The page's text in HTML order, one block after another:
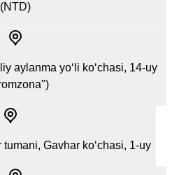
(NTD)
aylanma yo‘li ko‘chasi, 14-uy
Gavhar ko‘chasi, 1-uy